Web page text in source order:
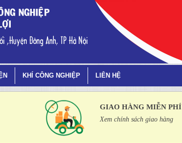
Vị Cung Cấp Khí Uy Tín
KHÍ CÔNG NGHIỆP LIÊN HỆ
GIAO HÀNG MIỄN PHÍ
Xem chính sách giao hàng